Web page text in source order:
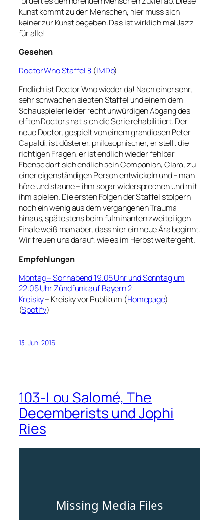
Kunst kommt zu den Menschen, hier muss sich
keiner zur Kunst begeben. Das ist wirklich mal Jazz
für alle!
Gesehen
Doctor Who Staffel 8 (IMDb)
Endlich ist Doctor Who wieder da! Nach einer sehr,
sehr schwachen siebten Staffel und einem dem
Schauspieler leider recht unwürdigen Abgang des
elften Doctors hat sich die Serie rehabilitiert. Der
neue Doctor, gespielt von einem grandiosen Peter
Capaldi, ist düsterer, philosophischer, er stellt die
richtigen Fragen, er ist endlich wieder fehlbar.
Ebenso darf sich endlich sein Companion, Clara, zu
einer eigenständigen Person entwickeln und – man
höre und staune – ihm sogar widersprechen und mit
ihm spielen. Die ersten Folgen der Staffel stolpern
noch ein wenig aus dem vergangenen Trauma
hinaus, spätestens beim fulminanten zweiteiligen
Finale weiß man aber, dass hier ein neue Ära beginnt.
Wir freuen uns darauf, wie es im Herbst weitergeht.
Empfehlungen
Montag – Sonnabend 19.05 Uhr und Sonntag um
22.05 Uhr Zündfunkauf Bayern 2
Kreisky– Kreisky vor Publikum (Homepage)
(Spotify)
13. Juni 2015
103-Lou Salomé, The
Decemberists und Jophi
Ries